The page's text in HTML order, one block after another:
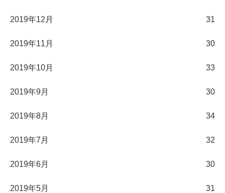
2019年12月 31
2019年11月 30
2019年10月 33
2019年9月 30
2019年8月 34
2019年7月 32
2019年6月 30
2019年5月 31